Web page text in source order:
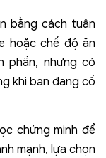
bằng cách tuân
hoặc chế độ ăn
phần, nhưng có
khi bạn đang cố
chứng minh để
mạnh, lựa chọn